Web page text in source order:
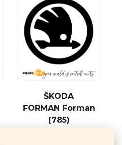
ŠKODA
FORMAN Forman
(785)